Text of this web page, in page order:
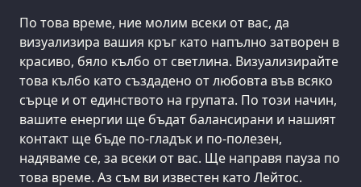
По това време, ние молим всеки от вас, да
визуализира вашия кръг като напълно затворен в
красиво, бяло кълбо от светлина. Визуализирайте
това кълбо като създадено от любовта във всяко
сърце и от единството на групата. По този начин,
вашите енергии ще бъдат балансирани и нашият
контакт ще бъде по-гладък и по-полезен,
надяваме се, за всеки от вас. Ще направя пауза по
това време. Аз съм ви известен като Лейтос.